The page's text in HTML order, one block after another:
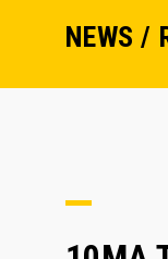
NEWS /